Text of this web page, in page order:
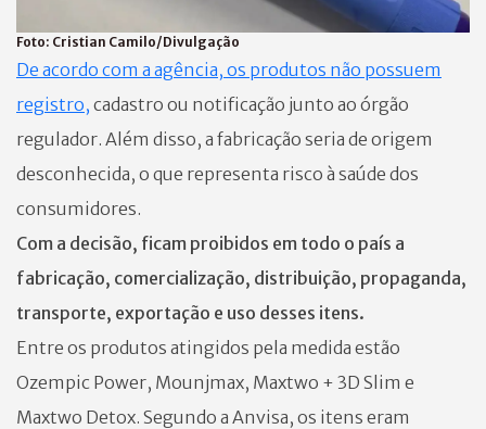
Foto: Cristian Camilo/Divulgação
De acordo com a agência, os produtos não possuem
registro, cadastro ou notificação junto ao órgão
regulador. Além disso, a fabricação seria de origem
desconhecida, o que representa risco à saúde dos
consumidores.
Com a decisão, ficam proibidos em todo o país a
fabricação, comercialização, distribuição, propaganda,
transporte, exportação e uso desses itens.
Entre os produtos atingidos pela medida estão
Ozempic Power, Mounjmax, Maxtwo + 3D Slim e
Maxtwo Detox. Segundo a Anvisa, os itens eram